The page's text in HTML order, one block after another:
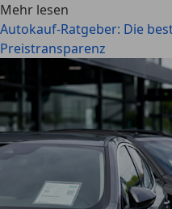
Mehr lesen
Autokauf-Ratgeber: Die
Preistransparenz